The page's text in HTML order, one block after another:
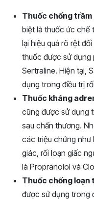
Thuốc chống trầm
biệt là thuốc ức chế
lại hiệu quả rõ rệt
thuốc được sử dụng
Sertraline. Hiện tại,
dụng trong điều trị
Thuốc kháng
cũng được sử dụng
sau chấn thương.
các triệu chứng như
giác, rối loạn giấc
là Propranolol và
Thuốc chống loạn
được sử dụng trong